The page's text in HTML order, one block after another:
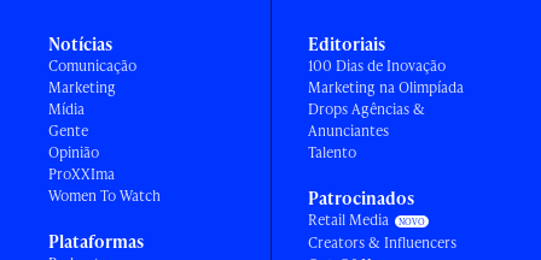
Notícias
Comunicação
Marketing
Mídia
Gente
Opinião
ProXXIma
Women To Watch
Plataformas
Editoriais
100 Dias de Inovação
Marketing na Olimpíada
Drops Agências &
Anunciantes
Talento
Patrocinados
Retail Media
Creators & Influencers